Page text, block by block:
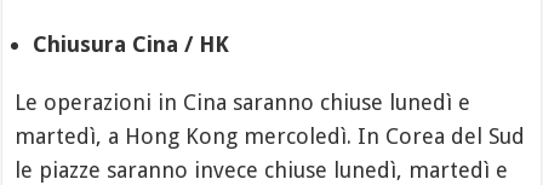
Chiusura Cina / HK
Le operazioni in Cina saranno chiuse lunedì e
martedì, a Hong Kong mercoledì. In Corea del Sud
le piazze saranno invece chiuse lunedì, martedì e